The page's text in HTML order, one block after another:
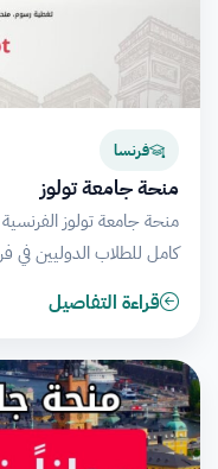
فرنسا
منحة جامعة تولوز
منحة جامعة تولوز
كامل للطلاب الدوليين في
قراءة التفاصيل